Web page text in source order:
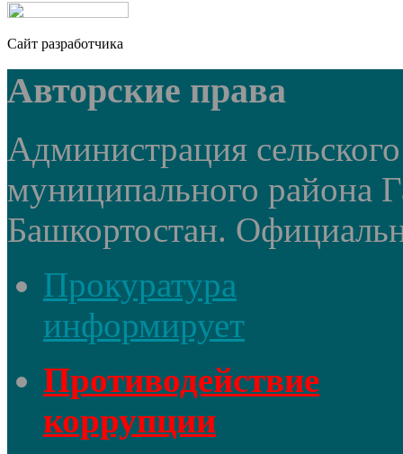
Сайт разработчика
Авторские права
Администрация
муниципального района
Башкортостан.
Прокуратура
информирует
Противодействие
коррупции